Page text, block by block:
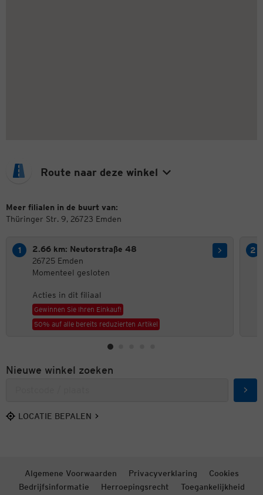
Route naar deze winkel
Meer filialen in de buurt van:
Thüringer Str. 9, 26723 Emden
2.66 km: Neutorstraße 48
26725 Emden
Momenteel gesloten
Acties in dit filiaal
Gewinnen Sie Ihren Einkauf!
50% auf alle bereits reduzierten Artikel
Nieuwe winkel zoeken
LOCATIE BEPALEN
Algemene Voorwaarden Privacyverklaring
Cookies
Bedrijfsinformatie
Herroepingsrecht Toegankelijkheid